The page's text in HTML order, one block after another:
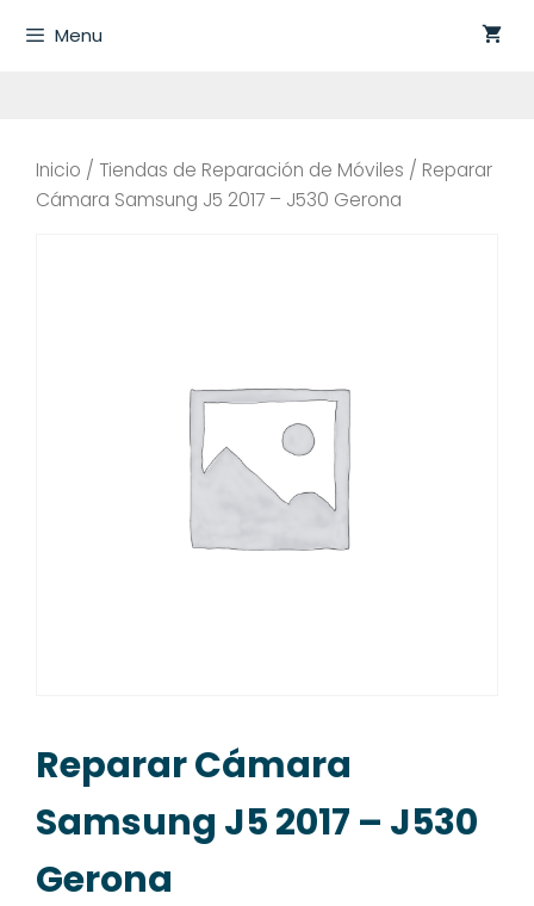
Menu
Inicio / Tiendas de Reparación de Móviles / Reparar
Cámara Samsung J5 2017 – J530 Gerona
Reparar Cámara
Samsung J5 2017 – J530
Gerona